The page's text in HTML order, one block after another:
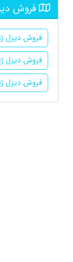
فروش
فروش دیزل
فروش دیزل
فروش دیزل